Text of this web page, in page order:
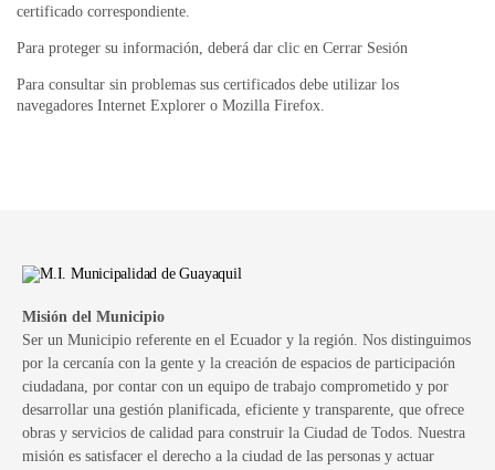
certificado correspondiente.
Para proteger su información, deberá dar clic en Cerrar Sesió​n
Para consultar sin problemas sus certificados debe utilizar los
navegadores Internet Explorer o Mozilla Firefox.
Misión del Municipio
Ser un Municipio referente en el Ecuador y la región. Nos distinguimos
por la cercanía con la gente y la creación de espacios de participación
ciudadana, por contar con un equipo de trabajo comprometido y por
desarrollar una gestión planificada, eficiente y transparente, que ofrece
obras y servicios de calidad para construir la Ciudad de Todos. Nuestra
misión es satisfacer el derecho a la ciudad de las personas y actuar